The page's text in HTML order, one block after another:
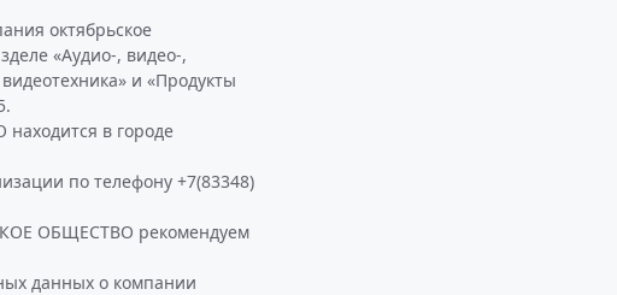
октябрьское
«Аудио-, видео-,
и «Продукты
в городе
по телефону +7(83348)
ОБЩЕСТВО рекомендуем
данных о компании